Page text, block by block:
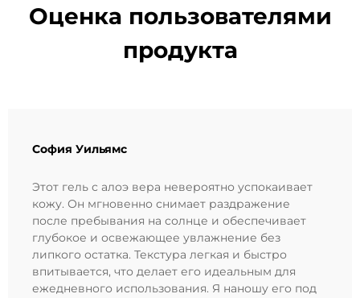
Оценка пользователями
продукта
София Уильямс
Этот гель с алоэ вера невероятно успокаивает
кожу. Он мгновенно снимает раздражение
после пребывания на солнце и обеспечивает
глубокое и освежающее увлажнение без
липкого остатка. Текстура легкая и быстро
впитывается, что делает его идеальным для
ежедневного использования. Я наношу его под